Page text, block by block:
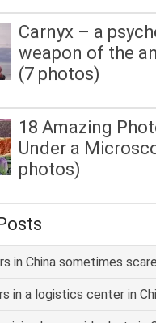
Carnyx – a
weapon of the
(7 photos)
18 Amazing
Under a
photos)
in China sometimes
in a logistics center in